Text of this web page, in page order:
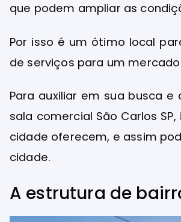
que podem ampliar as
Por isso é um ótimo local
de serviços para um
Para auxiliar em sua busca
sala comercial São Carlos
cidade oferecem, e assim
cidade.
A estrutura de